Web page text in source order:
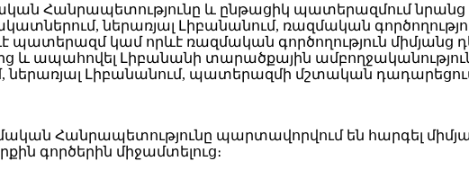
Հանրապետությունը և ընթացիկ պատերազմում նրանց
ներառյալ Լիբանանում, ռազմական
պատերազմ կամ որևէ ռազմական գործողություն միմյանց
և ապահովել Լիբանանի տարածքային
Լիբանանում, պատերազմի մշտական դադարեցումը և
Հանրապետությունը պարտավորվում են հարգել
գործերին միջամտելուց։